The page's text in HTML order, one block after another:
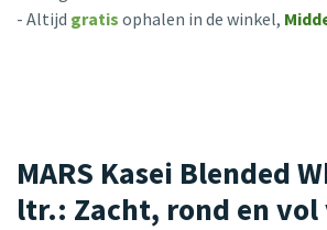
- Altijd gratis ophalen in de winkel,
MARS Kasei Blended
ltr.: Zacht, rond en vol